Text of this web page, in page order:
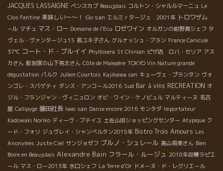
JACQUES LASSAIGNE ベンスカブ Beaujplais コルトン・シャルルマーニュ Le
Clos Fantine 美味しい～～！ Go san エルミｒタージュ 2001年 トロワザム
−ル マチュ マス・ロー Domaine de l'Ecu ロゼワイン オルガンの紺野真シェフ タ
ヴェル・ヴァンタージュ15 長ユキ子さん グルナッシュ・ブラン France Canicule
37℃ コート・ド・ブルイイ Phylloxera St Chinian ピザ店 ロバ・セリア アス
カさん 彫刻家の山下亮太さん Côte de Malepère TOKYO Vin Nature grande
dégustation パルク Julien Courtois Kajikawa san キューヴェ・プランタン ヴォ
ンゴレ・スパゲティ ダンス・アンコール2016 Sud Bar à vins RECREATION オ
ジル・フランジャン・ヴィニュロン オビ・ワイン・ケノビュル マルティーヌ 名古
屋 Callipyge 藤田社長 Iwai san Danse encore 2016 モンタダ Importateur
Kadowaki Noriko ディーヴ・ブテイユ 土佐山田ショッピングセンター Atypique ク
ード・フォリ ジュヴレイ・シャンベルタン2015年 Bistro Trois Amours Les
Anonymes Juste Ciel サンジョゼフ ブルノ・シュレール 高山南美さん Bien
Boire en Beaujolais Alexandre Bain フラール・ルージュ 2018年収穫ラピエ
ール マス・ロー2013年 水口シェフ La Terre d'Or ドメーヌ・ド・レグリエール